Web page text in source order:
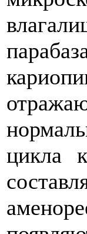
цикла